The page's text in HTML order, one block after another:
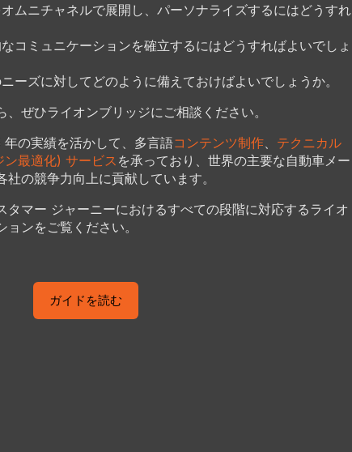
ムニチャネルで展開し、パーソナライズするにはどうすれ
コミュニケーションを確立するにはどうすればよいでしょ
ーズに対してどのように備えておけばよいでしょうか。
ぜひライオンブリッジにご相談ください。
の実績を活かして、多言語コンテンツ制作
テクニカル
最適化) サービス を承っており、世界の主要な自動車メー
社の競争力向上に貢献しています。
タマー ジャーニーにおけるすべての段階に対応するライオ
ョンをご覧ください。
ガイドを読む